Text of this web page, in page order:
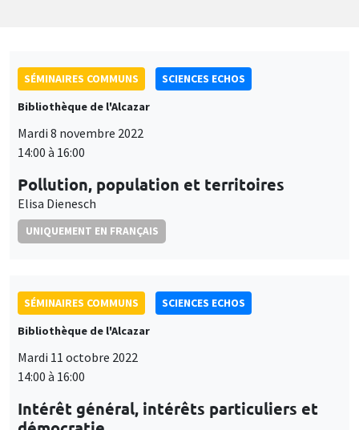
SÉMINAIRES COMMUNS
SCIENCES ECHOS
Bibliothèque de l'Alcazar
Mardi 8 novembre 2022
14:00 à 16:00
Pollution, population et territoires
Elisa Dienesch
UNIQUEMENT EN FRANÇAIS
SÉMINAIRES COMMUNS
SCIENCES ECHOS
Bibliothèque de l'Alcazar
Mardi 11 octobre 2022
14:00 à 16:00
Intérêt général, intérêts particuliers et